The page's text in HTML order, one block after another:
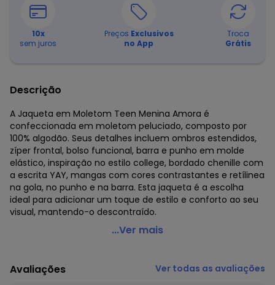
10x
sem juros
Preços Exclusivos
no App
Troca
Grátis
Descrição
A Jaqueta em Moletom Teen Menina Amora é
confeccionada em moletom peluciado, composto por
100% algodão. Seus detalhes incluem ombros estendidos,
zíper frontal, bolso funcional, barra e punho em molde
elástico, inspiração no estilo college, bordado chenille com
a escrita YAY, mangas com cores contrastantes e retílinea
na gola, no punho e na barra. Esta jaqueta é a escolha
ideal para adicionar um toque de estilo e conforto ao seu
visual, mantendo-o descontraído.
Amora - Jaqueta em Moletom Teen Menina Azul
Modelagem: Ampla
Comprimento da manga: Longa
...Ver mais
Avaliações Ver todas as avaliações